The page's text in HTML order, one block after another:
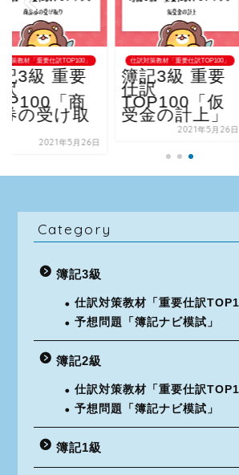
対策教材「重要仕訳TOP100」
3級 重要
「商
の受け取
2021年5月26日
仕訳対策教材「重要仕訳TOP100」
簿記3級 重要
仕訳
TOP100「仮
受金の計上」
2021年5月26日
Category
簿記3級
仕訳対策教材「重要仕訳
予想問題「簿記ナビ模試」
簿記2級
仕訳対策教材「重要仕訳
予想問題「簿記ナビ模試」
簿記1級